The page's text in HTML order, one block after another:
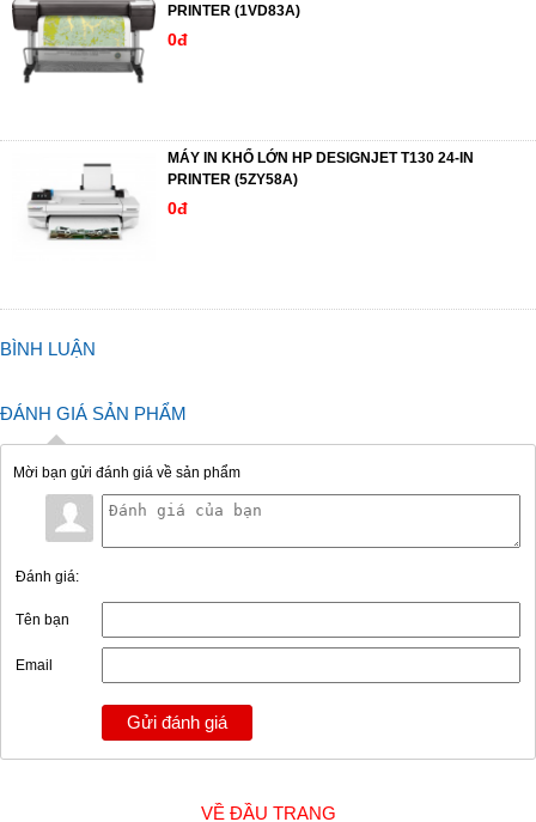
PRINTER (1VD83A)
0đ
MÁY IN KHỔ LỚN HP DESIGNJET T130 24-IN
PRINTER (5ZY58A)
0đ
BÌNH LUẬN
ĐÁNH GIÁ SẢN PHẨM
Mời bạn gửi đánh giá về sản phẩm
Đánh giá:
Tên bạn
Email
Gửi đánh giá
VỀ ĐẦU TRANG